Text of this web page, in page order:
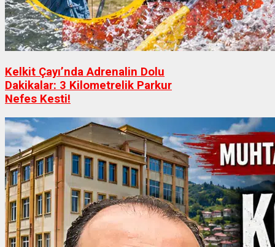
Kelkit Çayı’nda Adrenalin Dolu
Dakikalar: 3 Kilometrelik Parkur
Nefes Kesti!